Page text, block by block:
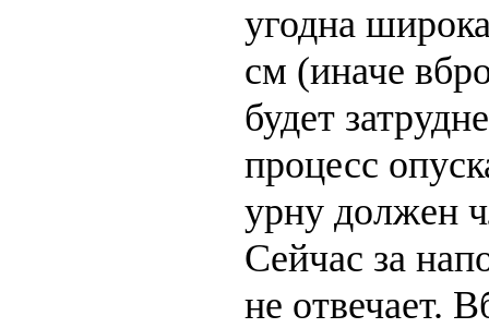
угодна
см (иначе
будет
процесс
урну должен
Сейчас за
не отвечает.